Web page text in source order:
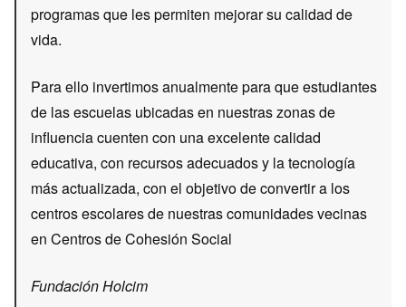
programas que les permiten mejorar su calidad de
vida.
Para ello invertimos anualmente para que estudiantes
de las escuelas ubicadas en nuestras zonas de
influencia cuenten con una excelente calidad
educativa, con recursos adecuados y la tecnología
más actualizada, con el objetivo de convertir a los
centros escolares de nuestras comunidades vecinas
en Centros de Cohesión Social
Fundación Holcim